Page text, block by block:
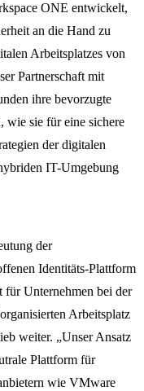
ONE entwickelt,
an die Hand zu
Arbeitsplatzes von
Partnerschaft mit
ihre bevorzugte
wie sie für eine sichere
der digitalen
IT-Umgebung
der
Identitäts-Plattform
für Unternehmen bei der
Arbeitsplatz
weiter. „Unser Ansatz
Plattform für
wie VMware